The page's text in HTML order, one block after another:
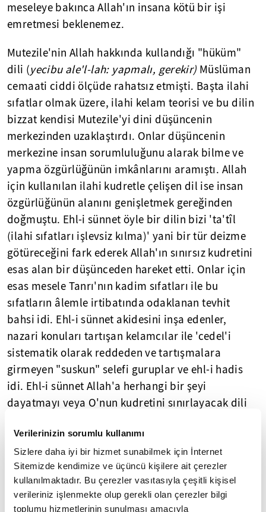
Verilerinizin sorumlu kullanımı
Sizlere daha iyi bir hizmet sunabilmek için İnternet
Sitemizde kendimize ve üçüncü kişilere ait çerezler
kullanılmaktadır. Bu çerezler vasıtasıyla çeşitli kişisel
verileriniz işlenmekte olup gerekli olan çerezler bilgi
toplumu hizmetlerinin sunulması amacıyla
meseleye bakınca Allah'ın insana kötü bir işi
emretmesi beklenemez.
Mutezile'nin Allah hakkında kullandığı "hüküm"
dili (yecibu ale'l-lah: yapmalı, gerekir) Müslüman
cemaati ciddi ölçüde rahatsız etmişti. Başta ilahi
sıfatlar olmak üzere, ilahi kelam teorisi ve bu dilin
bizzat kendisi Mutezile'yi dini düşüncenin
merkezinden uzaklaştırdı. Onlar düşüncenin
merkezine insan sorumluluğunu alarak bilme ve
yapma özgürlüğünün imkânlarını aramıştı. Allah
için kullanılan ilahi kudretle çelişen dil ise insan
özgürlüğünün alanını genişletmek gereğinden
doğmuştu. Ehl-i sünnet öyle bir dilin bizi 'ta'tîl
(ilahi sıfatları işlevsiz kılma)' yani bir tür deizme
götüreceğini fark ederek Allah'ın sınırsız kudretini
esas alan bir düşünceden hareket etti. Onlar için
esas mesele Tanrı'nın kadim sıfatları ile bu
sıfatların âlemle irtibatında odaklanan tevhit
bahsi idi. Ehl-i sünnet akidesini inşa edenler,
nazari konuları tartışan kelamcılar ile 'cedel'i
sistematik olarak reddeden ve tartışmalara
girmeyen "suskun" selefi guruplar ve ehl-i hadis
idi. Ehl-i sünnet Allah'a herhangi bir şeyi
dayatmayı veya O'nun kudretini sınırlayacak dili
zamanda bunu ulûhiyete aykırı gördü. Ehl-i sünnet
kadir-i mutlak ilkesinden meydan okuyucu bir
tutum takınarak insan özgürlüğünün alanını
daralttı. Bu meyanda kudret ilahi sıfatlardan birisi
değil, tüm ilahi niteliklerin ortak anlamıdır; her